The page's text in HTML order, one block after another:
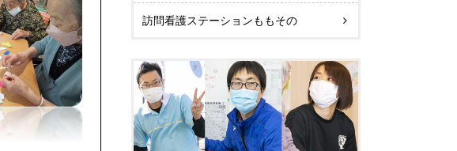
訪問看護ステーションももその